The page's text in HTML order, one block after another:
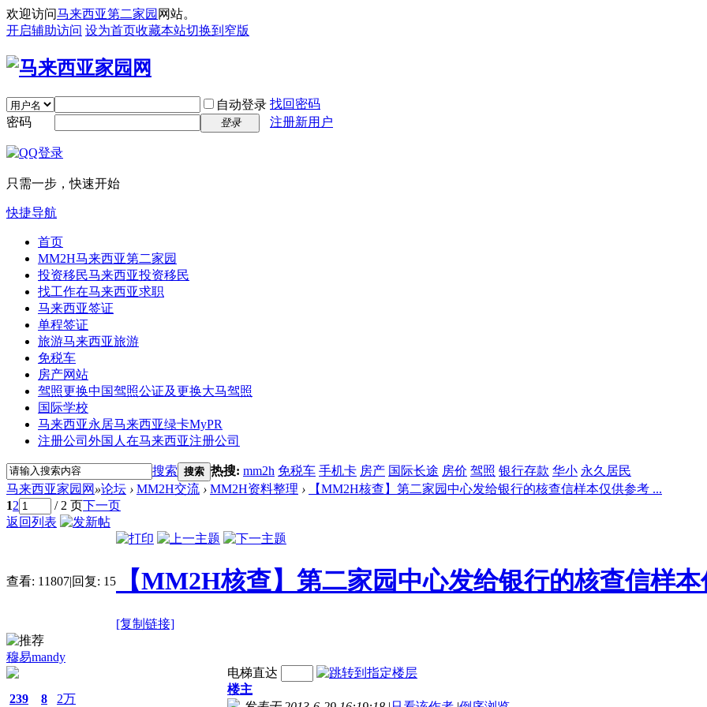
欢迎访问马来西亚第二家园 网站。
开启辅助访问 设为首页收藏本站切换到窄版
自动登录 找回密码
密码
登录 注册新用户
只需一步，快速开始
快捷导航
首页
MM2H马来西亚第二家园
投资移民马来西亚投资移民
找工作在马来西亚求职
马来西亚签证
单程签证
旅游马来西亚旅游
免税车
房产网站
驾照更换中国驾照公证及更换大马驾照
国际学校
马来西亚永居马来西亚绿卡MyPR
注册公司 外国人在马来西亚注册公司
搜索 搜索 热搜: mm2h 免税车 手机卡 房产 国际长途 房价 驾照 银行存款 华小 永久居民
马来西亚家园网 »论坛 › MM2H交流 › MM2H资料整理 ›
【MM2H核查】第二家园中心发给银行的核查信样本仅供参考 ...
12 / 2 页下一页
返回列表
查看: 11807|回复: 15 【MM2H核查】第二家园中心发给银行的核查信样
[复制链接]
穆易mandy
239 8 2万
电梯直达
楼主